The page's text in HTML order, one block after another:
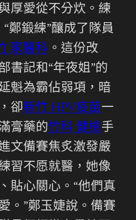
厚愛從不分炊。練
“鄭鍛練”釀成了隊員
家醫科 。這份改
書記和“年夜姐”的
魁為霸佔弱項，暗
卻新竹 HPV疫苗一
膏藥的竹科 健檢手
文備賽焦炙激發嚴
習不愿就醫，她像
貼心關心。“他們真
。”鄭玉婕說。備賽